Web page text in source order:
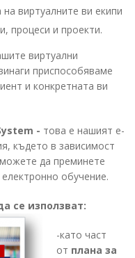
виртуалните ви екипи
процеси и проекти.
виртуални
приспособяваме
и конкретната ви
- това е нашият e-
където в зависимост
да преминете
обучение.
се използват:
-като част
от плана за